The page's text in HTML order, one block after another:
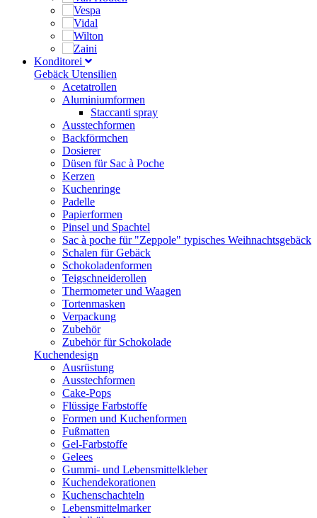
Konditorei
Gebäck Utensilien
Acetatrollen
Aluminiumformen
Staccanti spray
Ausstechformen
Backförmchen
Dosierer
Düsen für Sac à Poche
Kerzen
Kuchenringe
Padelle
Papierformen
Pinsel und Spachtel
Sac à poche für "Zeppole" typisches Weihnachtsgebäck
Schalen für Gebäck
Schokoladenformen
Teigschneiderollen
Thermometer und Waagen
Tortenmasken
Verpackung
Zubehör
Zubehör für Schokolade
Kuchendesign
Ausrüstung
Ausstechformen
Cake-Pops
Flüssige Farbstoffe
Formen und Kuchenformen
Fußmatten
Gel-Farbstoffe
Gelees
Gummi- und Lebensmittelkleber
Kuchendekorationen
Kuchenschachteln
Lebensmittelmarker